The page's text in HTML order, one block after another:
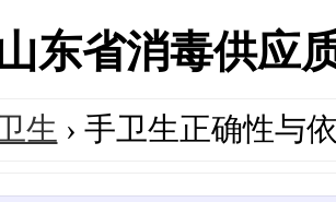
东省消毒供应
生 › 手卫生正确性与